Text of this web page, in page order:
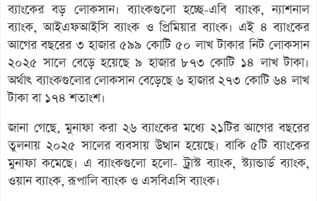
ব্যাংকের বড় লোকসান। ব্যাংকগুলো হচ্ছে-এবি ব্যাংক, ন্যাশনাল
ব্যাংক, আইএফআইসি ব্যাংক ও প্রিমিয়ার ব্যাংক। এই ৪ ব্যাংকের
আগের বছরের ৩ হাজার ৫৯৯ কোটি ৫০ লাখ টাকার নিট লোকসান
২০২৫ সালে বেড়ে হয়েছে ৯ হাজার ৮৭৩ কোটি ১৪ লাখ টাকা।
অর্থাৎ ব্যাংকগুলোর লোকসান বেড়েছে ৬ হাজার ২৭৩ কোটি ৬৪ লাখ
টাকা বা ১৭৪ শতাংশ।
জানা গেছে, মুনাফা করা ২৬ ব্যাংকের মধ্যে ২১টির আগের বছরের
তুলনায় ২০২৫ সালের ব্যবসায় উত্থান হয়েছে। বাকি ৫টি ব্যাংকের
মুনাফা কমেছে। এ ব্যাংকগুলো হলো- ট্রাস্ট ব্যাংক, স্ট্যান্ডার্ড ব্যাংক,
ওয়ান ব্যাংক, রূপালি ব্যাংক ও এসবিএসি ব্যাংক।